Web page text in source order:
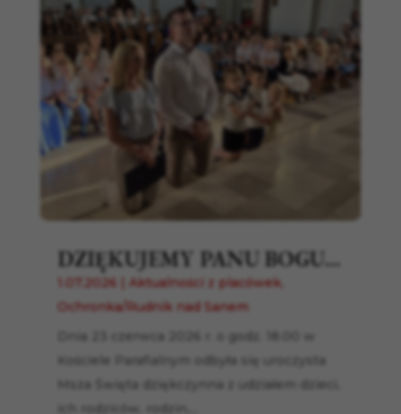
DZIĘKUJEMY PANU BOGU…
1.07.2026 Aktualności z placówek
Ochronka/Rudnik nad Sanem
Dnia 23 czerwca 2026 r. o godz. 18.00 w
Kościele Parafialnym odbyła się uroczysta
Msza Święta dziękczynna z udziałem dzieci,